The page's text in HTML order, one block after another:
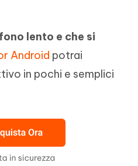
lento e che si
Android potrai
in pochi e semplici